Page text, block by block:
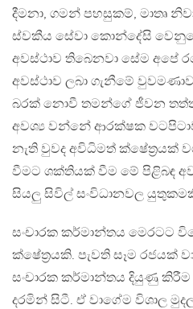
දීමනා, ගමන් පහසුකම්, මාතෘ
ස්වකීය සේවා කොන්දේසි
අවස්ථාව තිබෙනවා සේම අපේ
අවස්ථාව ලබා ගැනීමේ
බරක් නොවී තමන්ගේ ජීවන
අවශ්‍ය වන්නේ ආරක්ෂක
නැති වුවද අවිධිමත් ක්ෂේත්‍රයක්
වීමට ශක්තියක් වීම මේ පිළිබඳ
සියලු සිවිල් සංවිධානවල
සංචාරක කර්මාන්තය මෙරටට
ක්ෂේත්‍රයකි. පැවති සෑම රජයක්
සංචාරක කර්මාන්තය දියුණු
දරමින් සිටී. ඒ වාගේම විශාල